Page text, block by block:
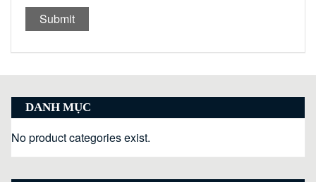
DANH MỤC
No product categories exist.